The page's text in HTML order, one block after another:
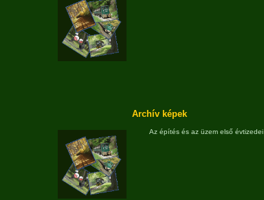
Archív képek
Az építés és az üzem első évtizedei